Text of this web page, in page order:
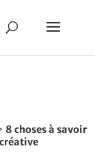
8 choses à savoir